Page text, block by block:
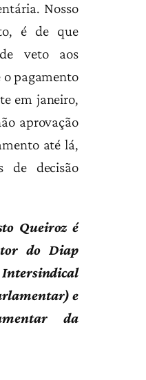
Nosso
é de que
veto aos
o pagamento
em janeiro,
aprovação
até lá,
de decisão
Queiroz é
do Diap
e
da